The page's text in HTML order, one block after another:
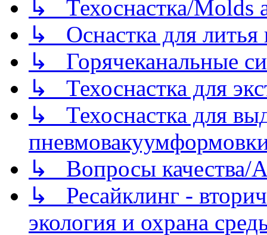
↳ Техоснастка/Molds
↳ Оснастка для литья
↳ Горячеканальные
↳ Техоснастка для
↳ Техоснастка для
↳ Вопросы качества/
↳ Ресайклинг -
экология и охрана